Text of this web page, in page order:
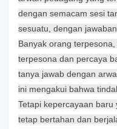
dengan semacam sesi
sesuatu, dengan
Banyak orang
terpesona dan percaya
tanya jawab dengan
ini mengakui bahwa
Tetapi kepercayaan
tetap bertahan dan